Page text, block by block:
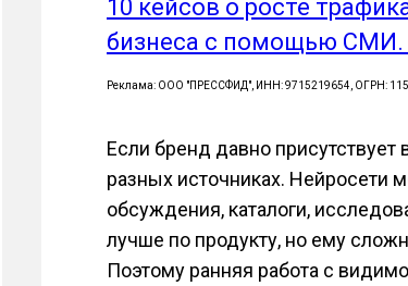
10 кейсов о росте
бизнеса с помощью СМИ.
Реклама: ООО "ПРЕССФИД", ИНН: 9715219654, ОГРН:
Если бренд давно присутствует
разных источниках. Нейросети
обсуждения, каталоги,
лучше по продукту, но ему
Поэтому ранняя работа с